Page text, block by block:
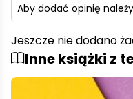
Aby dodać opinię
Jeszcze nie dodano
Inne książki z